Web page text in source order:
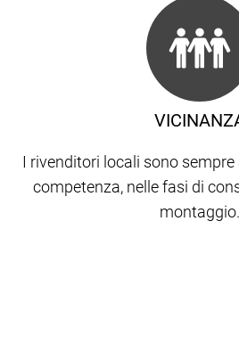
I rivenditori locali sono
competenza, nelle fasi di
montaggio.